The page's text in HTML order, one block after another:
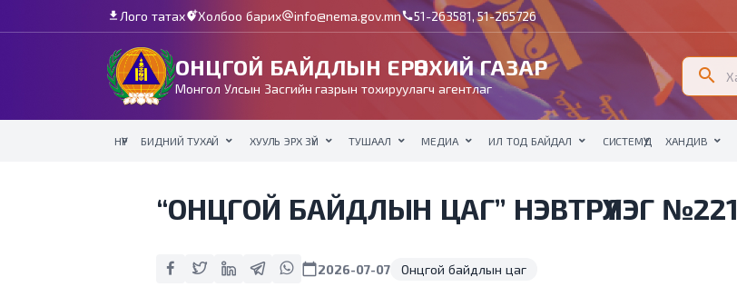
download Лого татахadd_location_altХолбоо барихalternate_emailinfo@nema.gov.mncall51-263581, 51-265726
ОНЦГОЙ БАЙДЛЫН ЕРӨНХИЙ ГАЗАР
Монгол Улсын Засгийн газрын тохируулагч агентлаг
search
НҮҮР БИДНИЙ ТУХАЙ ХУУЛЬ ЭРХ ЗҮЙ ТУШААЛ МЕДИА ИЛ ТОД БАЙДАЛ СИСТЕМҮҮД ХАНДИВ
“ОНЦГОЙ БАЙДЛЫН ЦАГ” НЭВТРҮҮЛЭГ №221
calendar_today2026-07-07 Онцгой байдлын цаг